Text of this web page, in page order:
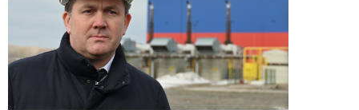
Телефон редакции:+7 495 727-01-67
Электронные почты редакции:
Информационный отдел
info@business-magazine.online